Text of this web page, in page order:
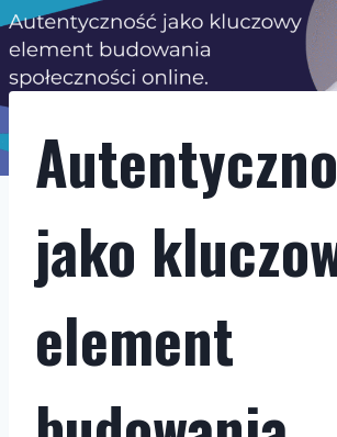
jako
element